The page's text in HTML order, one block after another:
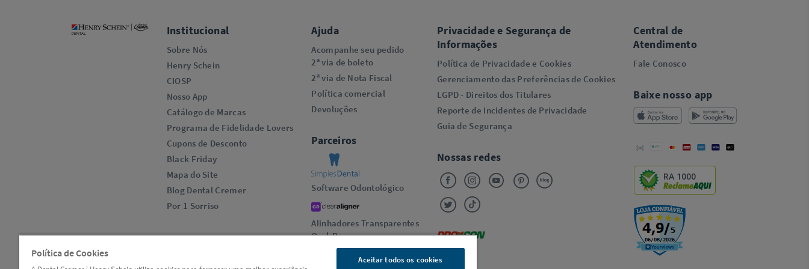
Institucional
Sobre Nós
Henry Schein
CIOSP
Nosso App
Catálogo de Marcas
Programa de Fidelidade Lovers​
Cupons de Desconto
Black Friday
Mapa do Site
Blog Dental Cremer
Por 1 Sorriso
Ajuda
Acompanhe seu pedido
2ª via de boleto
2ª via de Nota Fiscal
Política comercial
Devoluções
Parceiros
Software Odontológico
Alinhadores Transparentes
Oral-B
Privacidade e Segurança de
Informações
Política de Privacidade e Cookies
Gerenciamento das Preferências de Cookies
LGPD - Direitos dos Titulares
Reporte de Incidentes de Privacidade
Guia de Segurança
Nossas redes
Central de
Atendimento
Fale Conosco
Baixe nosso app
RA 1000
Política de Cookies
Aceitar todos os cookies